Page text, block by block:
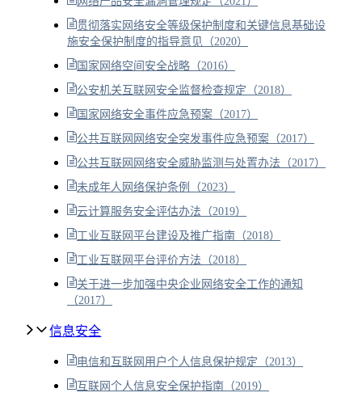
贯彻落实网络安全等级保护制度和关键信息基础设
施安全保护制度的指导意见（2020）
国家网络空间安全战略（2016）
公安机关互联网安全监督检查规定（2018）
国家网络安全事件应急预案（2017）
公共互联网网络安全突发事件应急预案（2017）
公共互联网网络安全威胁监测与处置办法（2017）
未成年人网络保护条例（2023）
云计算服务安全评估办法（2019）
工业互联网平台建设及推广指南（2018）
工业互联网平台评价方法（2018）
关于进一步加强中央企业网络安全工作的通知
（2017）
信息安全
电信和互联网用户个人信息保护规定（2013）
互联网个人信息安全保护指南（2019）